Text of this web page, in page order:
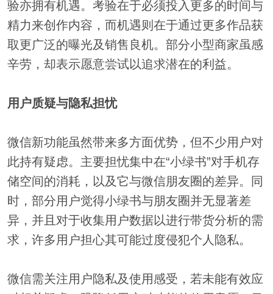
验亦拥有机遇。考验在于必须投入更多的时间与
精力来创作内容，而机遇则在于通过更多作品获
取更广泛的曝光及销售良机。部分小型商家虽感
辛劳，却表示愿意尝试以追求潜在的利益。
用户质疑与隐私担忧
微信新功能虽然带来多方面优势，但不少用户对
此持有疑虑。主要担忧集中在“小绿书”对手机存
储空间的消耗，以及它与微信朋友圈的差异。同
时，部分用户觉得小绿书与朋友圈并无显著差
异，并且对于收集用户数据以进行带货分析的需
求，许多用户担心其可能过度侵犯个人隐私。
微信需关注用户隐私及使用感受，若未能有效应